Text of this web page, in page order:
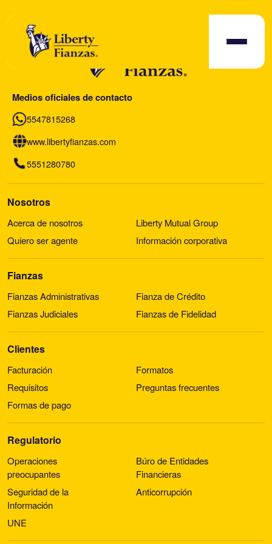
Medios oficiales de contacto
5547815268
www.libertyfianzas.com
5551280780
Nosotros
Acerca de nosotros
Liberty Mutual Group
Quiero ser agente
Información corporativa
Fianzas
Fianzas Administrativas
Fianza de Crédito
Fianzas Judiciales
Fianzas de Fidelidad
Clientes
Facturación
Formatos
Requisitos
Preguntas frecuentes
Formas de pago
Regulatorio
Operaciones
preocupantes
Búro de Entidades
Financieras
Seguridad de la
Información
Anticorrupción
UNE